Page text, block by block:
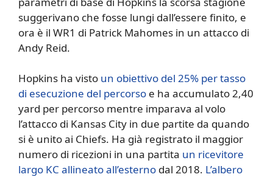
suggerivano che fosse lungi dall’essere finito, e
ora è il WR1 di Patrick Mahomes in un attacco di
Andy Reid.
Hopkins ha visto un obiettivo del 25% per tasso
di esecuzione del percorso e ha accumulato 2,40
yard per percorso mentre imparava al volo
l’attacco di Kansas City in due partite da quando
si è unito ai Chiefs. Ha già registrato il maggior
numero di ricezioni in una partita un ricevitore
largo KC allineato all’esterno dal 2018. L’albero